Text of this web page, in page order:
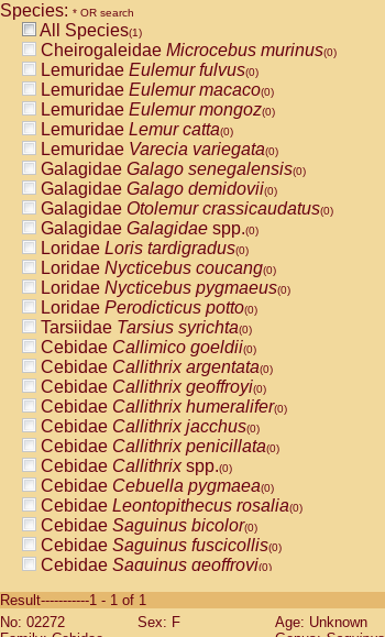
Species: * OR search
All Species(1)
Cheirogaleidae Microcebus murinus(0)
Lemuridae Eulemur fulvus(0)
Lemuridae Eulemur macaco(0)
Lemuridae Eulemur mongoz(0)
Lemuridae Lemur catta(0)
Lemuridae Varecia variegata(0)
Galagidae Galago senegalensis(0)
Galagidae Galago demidovii(0)
Galagidae Otolemur crassicaudatus(0)
Galagidae Galagidae spp.(0)
Loridae Loris tardigradus(0)
Loridae Nycticebus coucang(0)
Loridae Nycticebus pygmaeus(0)
Loridae Perodicticus potto(0)
Tarsiidae Tarsius syrichta(0)
Cebidae Callimico goeldii(0)
Cebidae Callithrix argentata(0)
Cebidae Callithrix geoffroyi(0)
Cebidae Callithrix humeralifer(0)
Cebidae Callithrix jacchus(0)
Cebidae Callithrix penicillata(0)
Cebidae Callithrixspp.(0)
Cebidae Cebuella pygmaea(0)
Cebidae Leontopithecus rosalia(0)
Cebidae Saguinus bicolor(0)
Cebidae Saguinus fuscicollis(0)
Cebidae Saguinus geoffroyi(0)
CebidaeSaguinus labiatus(0)
Cebidae Saguinus leucopus (0)
Result-----------1 - 1 of 1
No: 02272
Sex: F
Age: Unknown